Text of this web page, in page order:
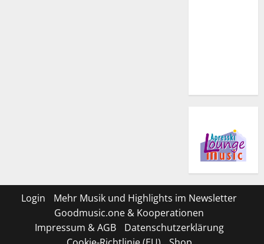
Login
Mehr Musik und Highlights im Newsletter
Goodmusic.one & Kooperationen
Impressum & AGB
Datenschutzerklärung